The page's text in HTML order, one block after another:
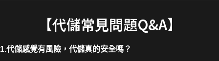
【代儲常見問題Q&A】
1.代儲感覺有風險，代儲真的安全嗎？